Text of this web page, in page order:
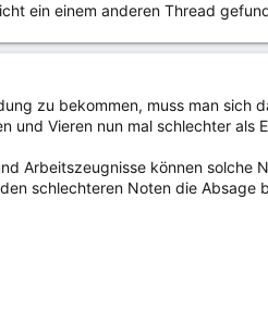
ein einem anderen Thread
zu bekommen, muss man sich
und Vieren nun mal schlechter als
Arbeitszeugnisse können solche
schlechteren Noten die Absage